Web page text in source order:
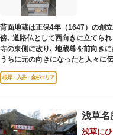
背面地蔵は正保4年（1647）の創
傍､ 道路仏として西向きに立てら
寺の東側に改り､ 地蔵尊を前向き
うちに元の向きになったと人々に
ています｡薬王寺（やくおうじ）に
根岸・入谷・金杉エリア
浅草に